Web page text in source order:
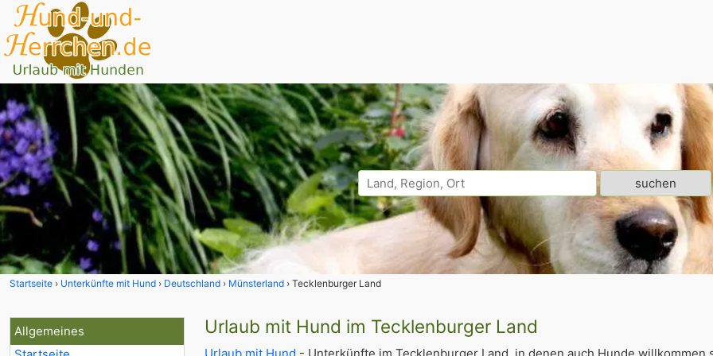
Startseite Unterkünfte mit Hund Deutschland Münsterland Tecklenburger Land
Allgemeines
Urlaub mit Hund im Tecklenburger Land